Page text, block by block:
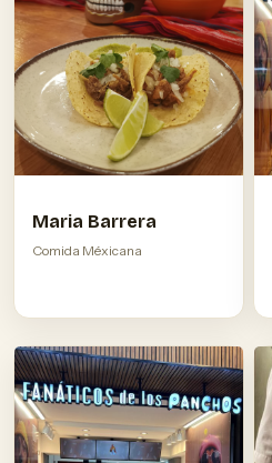
Maria Barrera
Comida Méxicana